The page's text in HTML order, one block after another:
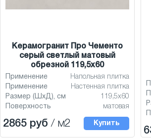
Керамогранит Про Чементо
серый светлый матовый
обрезной 119,5x60
Применение
Напольная плитка
Применение
Настенная плитка
Размер (ШхД), см
119,5x60
Поверхность
матовая
2865 руб / м2 Купить